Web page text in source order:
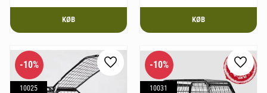
KØB KØB
10%
10025
Gem som favorit
10%
10031
Gem